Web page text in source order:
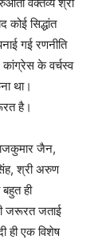
कोई सिद्धांत
गई रणनीति
के वर्चस्व
था।
है।
जैन,
श्री अरुण
ही
जरूरत जताई
ही एक विशेष